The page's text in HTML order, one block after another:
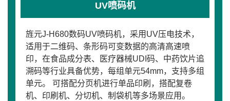
UV喷码机
旌元J-H680数码UV喷码机，采用UV压电技术，
适用于二维码、条形码可变数据的高清高速喷
印，在食品成分表、医疗器械UDI码、中药饮片追
溯码等行业具备优势，每组单元54mm，支持多组
单元。 可搭配分页机进行单品印刷，搭配复卷
机、印刷机、分切机、制袋机等多场景应用。